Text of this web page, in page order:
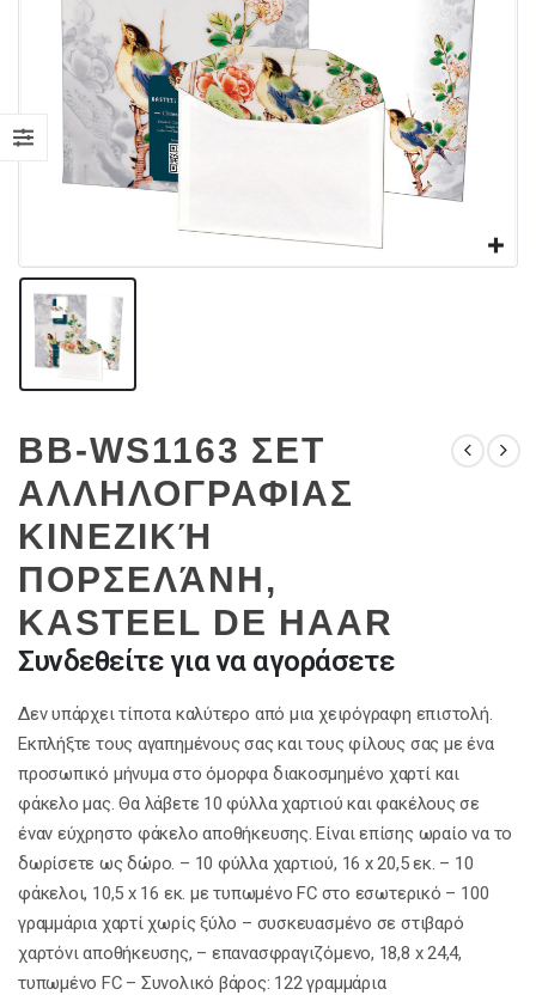
BB-WS1163 ΣΕΤ
ΑΛΛΗΛΟΓΡΑΦΙΑΣ
ΚΙΝΕΖΙΚΉ
ΠΟΡΣΕΛΆΝΗ,
KASTEEL DE HAAR
Συνδεθείτε για να αγοράσετε
Δεν υπάρχει τίποτα καλύτερο από μια χειρόγραφη επιστολή.
Εκπλήξτε τους αγαπημένους σας και τους φίλους σας με ένα
προσωπικό μήνυμα στο όμορφα διακοσμημένο χαρτί και
φάκελο μας. Θα λάβετε 10 φύλλα χαρτιού και φακέλους σε
έναν εύχρηστο φάκελο αποθήκευσης. Είναι επίσης ωραίο να το
δωρίσετε ως δώρο. – 10 φύλλα χαρτιού, 16 x 20,5 εκ. – 10
φάκελοι, 10,5 x 16 εκ. με τυπωμένο FC στο εσωτερικό – 100
γραμμάρια χαρτί χωρίς ξύλο – συσκευασμένο σε στιβαρό
χαρτόνι αποθήκευσης, – επανασφραγιζόμενο, 18,8 x 24,4,
τυπωμένο FC – Συνολικό βάρος: 122 γραμμάρια